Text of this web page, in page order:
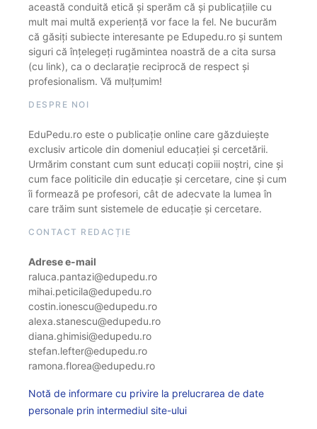
această conduită etică și sperăm că și publicațiile cu
mult mai multă experiență vor face la fel. Ne bucurăm
că găsiți subiecte interesante pe Edupedu.ro și suntem
siguri că înțelegeți rugămintea noastră de a cita sursa
(cu link), ca o declarație reciprocă de respect și
profesionalism. Vă mulțumim!
DESPRE NOI
EduPedu.ro este o publicație online care găzduiește
exclusiv articole din domeniul educației și cercetării.
Urmărim constant cum sunt educați copiii noștri, cine și
cum face politicile din educație și cercetare, cine și cum
îi formează pe profesori, cât de adecvate la lumea în
care trăim sunt sistemele de educație și cercetare.
CONTACT REDACȚIE
Adrese e-mail
raluca.pantazi@edupedu.ro
mihai.peticila@edupedu.ro
costin.ionescu@edupedu.ro
alexa.stanescu@edupedu.ro
diana.ghimisi@edupedu.ro
stefan.lefter@edupedu.ro
ramona.florea@edupedu.ro
Notă de informare cu privire la prelucrarea de date
personale prin intermediul site-ului